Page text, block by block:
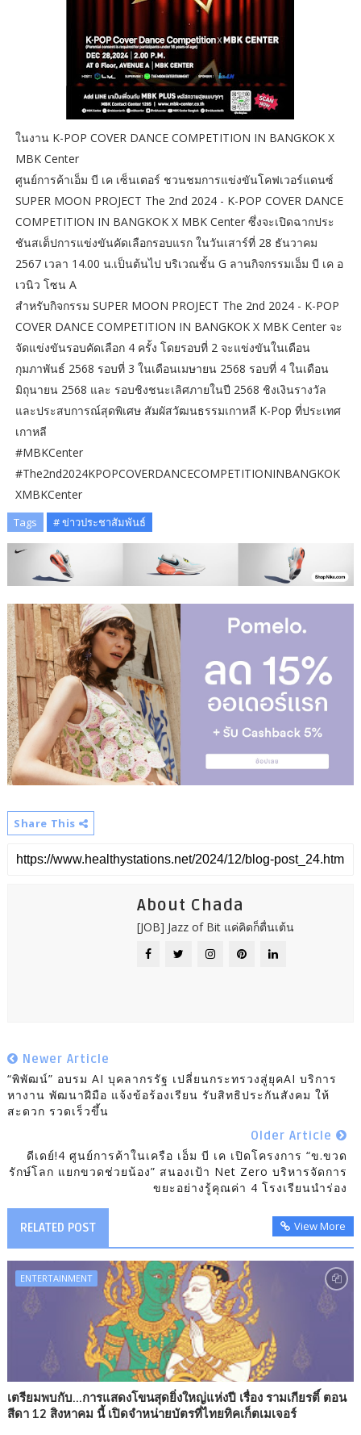
ในงาน K-POP COVER DANCE COMPETITION IN BANGKOK X
MBK Center
ศูนย์การค้าเอ็ม บี เค เซ็นเตอร์ ชวนชมการแข่งขันโคฟเวอร์แดนซ์
SUPER MOON PROJECT The 2nd 2024 - K-POP COVER DANCE
COMPETITION IN BANGKOK X MBK Center ซึ่งจะเปิดฉากประ
ชันสเต็ปการแข่งขันคัดเลือกรอบแรก ในวันเสาร์ที่ 28 ธันวาคม
2567 เวลา 14.00 น.เป็นต้นไป บริเวณชั้น G ลานกิจกรรมเอ็ม บี เค อ
เวนิว โซน A
สำหรับกิจกรรม SUPER MOON PROJECT The 2nd 2024 - K-POP
COVER DANCE COMPETITION IN BANGKOK X MBK Center จะ
จัดแข่งขันรอบคัดเลือก 4 ครั้ง โดยรอบที่ 2 จะแข่งขันในเดือน
กุมภาพันธ์ 2568 รอบที่ 3 ในเดือนเมษายน 2568 รอบที่ 4 ในเดือน
มิถุนายน 2568 และ รอบชิงชนะเลิศภายในปี 2568 ชิงเงินรางวัล
และประสบการณ์สุดพิเศษ สัมผัสวัฒนธรรมเกาหลี K-Pop ที่ประเทศ
เกาหลี
#MBKCenter
#The2nd2024KPOPCOVERDANCECOMPETITIONINBANGKOK
XMBKCenter
Tags # ข่าวประชาสัมพันธ์
Share This
About Chada
[JOB] Jazz of Bit แค่คิดก็ตื่นเต้น
Newer Article
“พิพัฒน์” อบรม AI บุคลากรรัฐ เปลี่ยนกระทรวงสู่ยุคAI บริการ
หางาน พัฒนาฝีมือ แจ้งข้อร้องเรียน รับสิทธิประกันสังคม ให้
สะดวก รวดเร็วขึ้น
Older Article
ดีเดย์!4 ศูนย์การค้าในเครือ เอ็ม บี เค เปิดโครงการ “ข.ขวด
รักษ์โลก แยกขวดช่วยน้อง” สนองเป้า Net Zero บริหารจัดการ
ขยะอย่างรู้คุณค่า 4 โรงเรียนนำร่อง
RELATED POST View More
ENTERTAINMENT
เตรียมพบกับ...การแสดงโขนสุดยิ่งใหญ่แห่งปี เรื่อง รามเกียรติ์ ตอน
สีดา 12 สิงหาคม นี้ เปิดจำหน่ายบัตรที่ไทยทิคเก็ตเมเจอร์